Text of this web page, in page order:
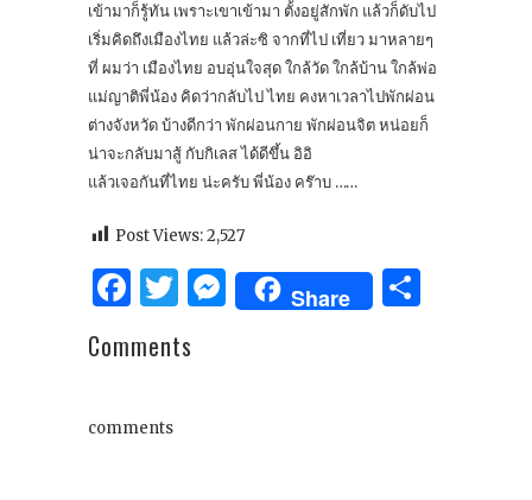
เข้ามาก็รู้ทัน เพราะเขาเข้ามา ตั้งอยู่สักพัก แล้วก็ดับไป
เริ่มคิดถึงเมืองไทย แล้วล่ะซิ จากที่ไป เที่ยว มาหลายๆ
ที่ ผมว่า เมืองไทย อบอุ่นใจสุด ใกล้วัด ใกล้บ้าน ใกล้พ่อ
แม่ญาติพี่น้อง คิดว่ากลับไป ไทย คงหาเวลาไปพักผ่อน
ต่างจังหวัด บ้างดีกว่า พักผ่อนกาย พักผ่อนจิต หน่อยก็
น่าจะกลับมาสู้ กับกิเลส ได้ดีขึ้น อิอิ
แล้วเจอกันที่ไทย น่ะครับ พี่น้อง คร๊าบ ……
Post Views:2,527
Facebook
Twitter
Messenger
Share
Comments
comments